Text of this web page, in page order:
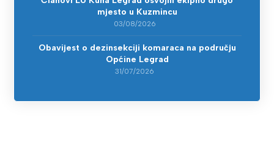
mjesto u Kuzmincu
03/08/2026
Obavijest o dezinsekciji komaraca na području
Općine Legrad
31/07/2026